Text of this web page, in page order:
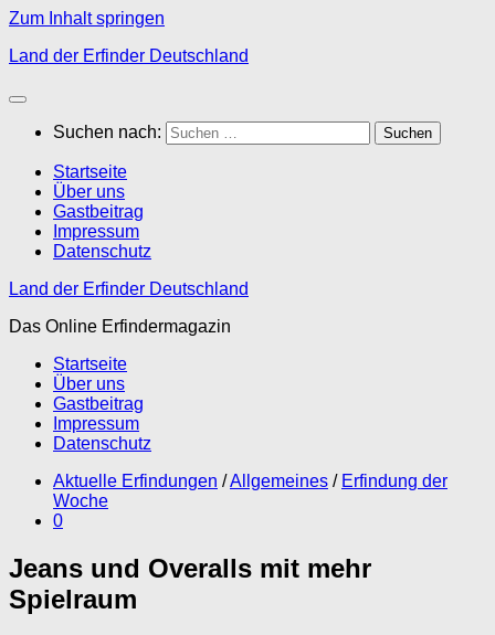
Zum Inhalt springen
Land der Erfinder Deutschland
Suchen nach:
Startseite
Über uns
Gastbeitrag
Impressum
Datenschutz
Land der Erfinder Deutschland
Das Online Erfindermagazin
Startseite
Über uns
Gastbeitrag
Impressum
Datenschutz
Aktuelle Erfindungen /Allgemeines / Erfindung der
Woche
0
Jeans und Overalls mit mehr
Spielraum